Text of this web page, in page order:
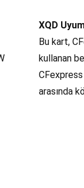
XQD
Bu kart,
kullanan
arasında